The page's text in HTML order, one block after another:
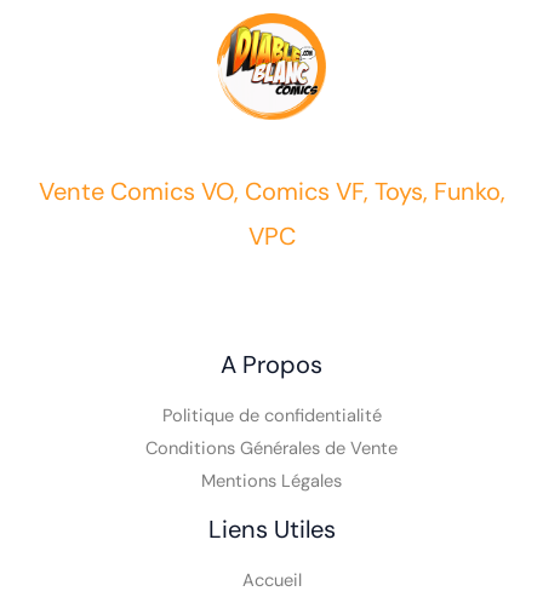
Vente Comics VO, Comics VF, Toys, Funko,
VPC
A Propos
Politique de confidentialité
Conditions Générales de Vente
Mentions Légales
Liens Utiles
Accueil